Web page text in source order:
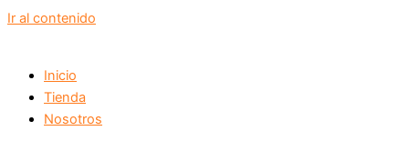
Ir al contenido
Inicio
Tienda
Nosotros